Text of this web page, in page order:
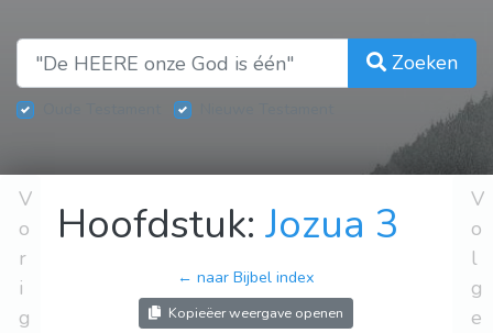
Zoeken
V
o
r
i
g
Hoofdstuk:Jozua 3
← naar Bijbel index
Kopieëer weergave openen
V
o
l
g
e